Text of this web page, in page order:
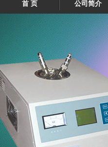
首 页 公司简介